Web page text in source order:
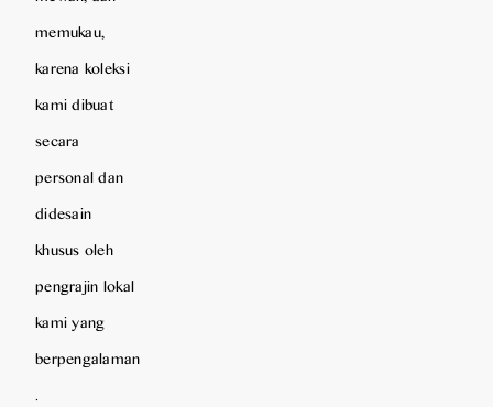
memukau,
karena koleksi
kami dibuat
secara
personal dan
didesain
khusus oleh
pengrajin lokal
kami yang
berpengalaman
.